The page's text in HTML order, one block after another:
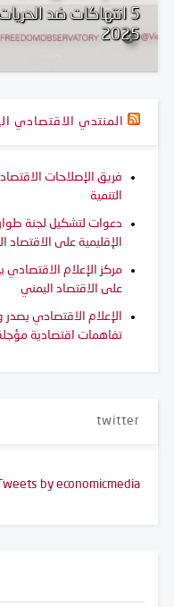
5 انتهاكات ضد
2025
المنتدي الاقتصادي
فريق الإصلاحات
التنمية
دعوات لتشكيل لجنة
الإقليمية على الاقتصاد
مركز الإعلام الاقتصادي
على الاقتصاد اليمني
الإعلام الاقتصادي
تفاهمات اقتصادية
twitter
by economicmedia